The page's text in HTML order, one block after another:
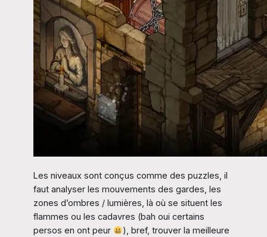
Les niveaux sont conçus comme des puzzles, il
faut analyser les mouvements des gardes, les
zones d’ombres / lumières, là où se situent les
flammes ou les cadavres (bah oui certains
persos en ont peur
), bref, trouver la meilleure